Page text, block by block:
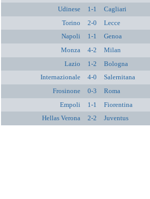
Udinese
1-1 Cagliari
Torino
2-0 Lecce
Napoli
1-1 Genoa
Monza
4-2 Milan
Lazio
1-2 Bologna
Internazionale
4-0 Salernitana
Frosinone
0-3 Roma
Empoli
1-1 Fiorentina
Hellas Verona
2-2 Juventus